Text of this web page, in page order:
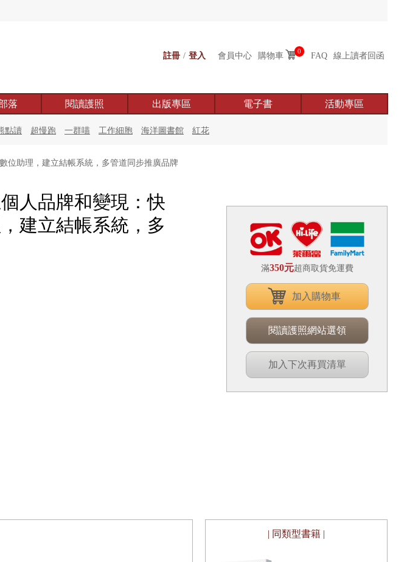
註冊 / 登入 會員中心 購物車 0 FAQ 線上讀者回函
落 閱讀護照 出版專區 電子書 活動專區
點讀 超慢跑 一群喵 工作細胞 海洋圖書館 紅花
位助理，建立結帳系統，多管道同步推廣品牌
人品牌和變現：快
建立結帳系統，多
滿350元超商取貨免運費
加入購物車
閱讀護照網站選領
加入下次再買清單
| 同類型書籍 |